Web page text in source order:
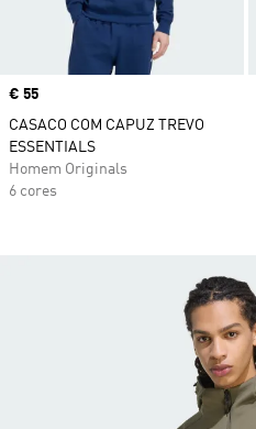
Price
€ 55
CASACO COM CAPUZ TREVO
ESSENTIALS
Homem Originals
6 cores